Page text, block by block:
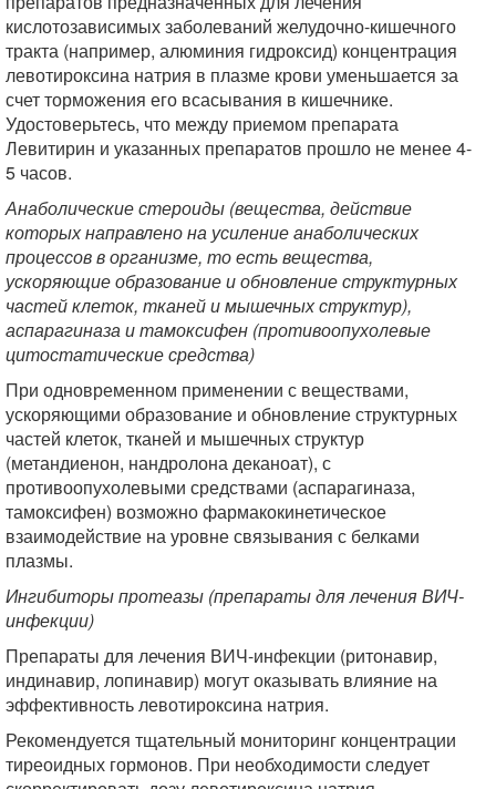
кислотозависимых заболеваний желудочно-кишечного
тракта (например, алюминия гидроксид) концентрация
левотироксина натрия в плазме крови уменьшается за
счет торможения его всасывания в кишечнике.
Удостоверьтесь, что между приемом препарата
Левитирин и указанных препаратов прошло не менее 4-
5 часов.
Анаболические стероиды (вещества, действие
которых направлено на усиление анаболических
процессов в организме, то есть вещества,
ускоряющие образование и обновление структурных
частей клеток, тканей и мышечных структур),
аспарагиназа и тамоксифен (противоопухолевые
цитостатические средства)
При одновременном применении с веществами,
ускоряющими образование и обновление структурных
частей клеток, тканей и мышечных структур
(метандиенон, нандролона деканоат), с
противоопухолевыми средствами (аспарагиназа,
тамоксифен) возможно фармакокинетическое
взаимодействие на уровне связывания с белками
плазмы.
Ингибиторы протеазы (препараты для лечения ВИЧ-
инфекции)
Препараты для лечения ВИЧ-инфекции (ритонавир,
индинавир, лопинавир) могут оказывать влияние на
эффективность левотироксина натрия.
Рекомендуется тщательный мониторинг концентрации
тиреоидных гормонов. При необходимости следует